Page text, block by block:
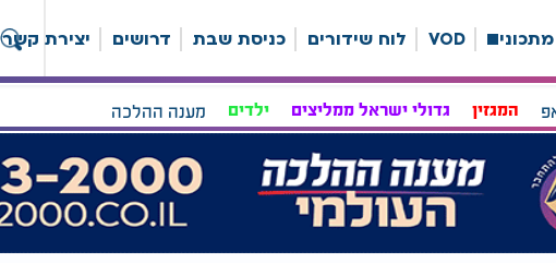
מתכונים VOD לוח שידורים כניסת שבת דרושים יצירת קשר
המגזין גדולי ישראל ממליצים ילדים מענה ההלכה